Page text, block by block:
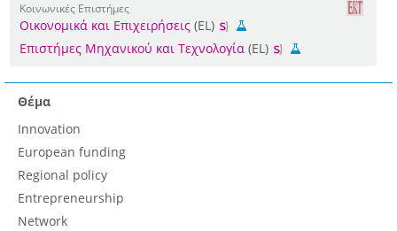
Κοινωνικές Επιστήμες
Οικονομικά και Επιχειρήσεις (EL)
Επιστήμες Μηχανικού και Τεχνολογία (EL)
Θέμα
Innovation
European funding
Regional policy
Entrepreneurship
Network